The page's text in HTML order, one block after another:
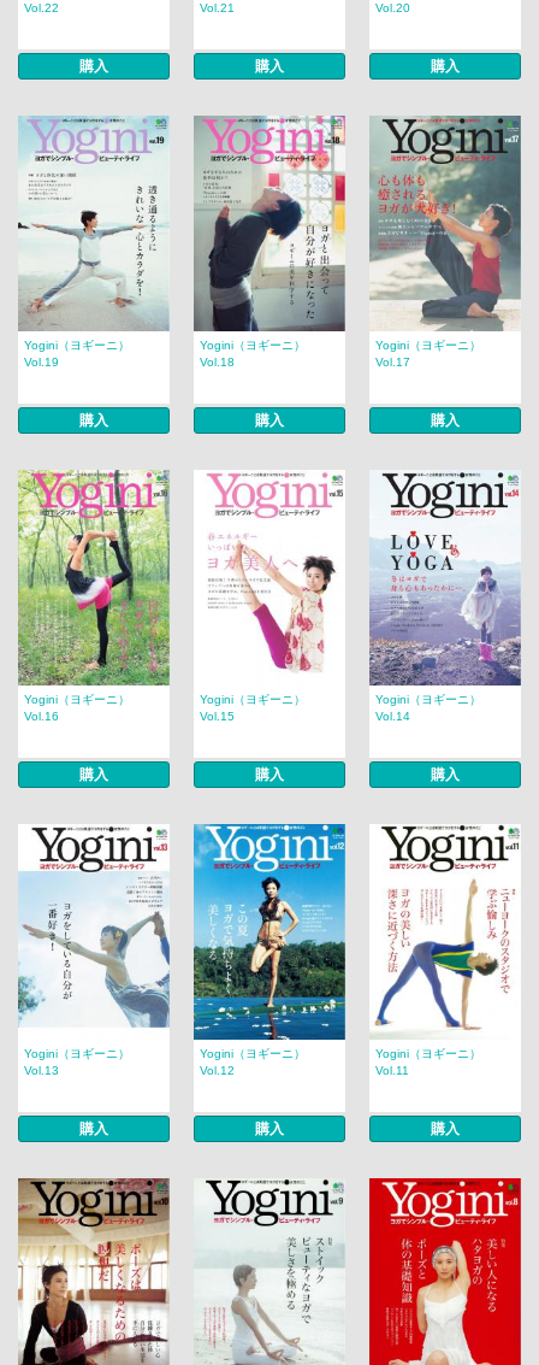
Vol.22
購入
Vol.21
購入
Vol.20
購入
Yogini（ヨギーニ）
Vol.19
購入
Yogini（ヨギーニ）
Vol.18
購入
Yogini（ヨギーニ）
Vol.17
購入
Yogini（ヨギーニ）
Vol.16
購入
Yogini（ヨギーニ）
Vol.15
購入
Yogini（ヨギーニ）
Vol.14
購入
Yogini（ヨギーニ）
Vol.13
購入
Yogini（ヨギーニ）
Vol.12
購入
Yogini（ヨギーニ）
Vol.11
購入